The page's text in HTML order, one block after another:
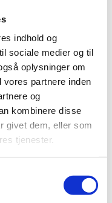
indhold og
sociale medier og til
oplysninger om
partnere inden
og
kombinere disse
givet dem, eller som
tjenester.
ca. 5 min før, hvor
imod.
Hornbækhus.
op.